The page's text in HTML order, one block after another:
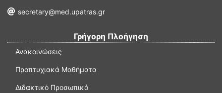
secretary@med.upatras.gr
Γρήγορη Πλοήγηση
Ανακοινώσεις
Προπτυχιακά Μαθήματα
Διδακτικό Προσωπικό